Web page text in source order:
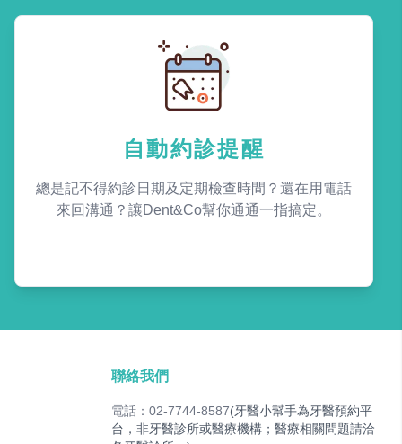
自動約診提醒
總是記不得約診日期及定期檢查時間？還在用電話
來回溝通？讓Dent&Co幫你通通一指搞定。
聯絡我們
電話：02-7744-8587(牙醫小幫手為牙醫預約平
台，非牙醫診所或醫療機構；醫療相關問題請洽